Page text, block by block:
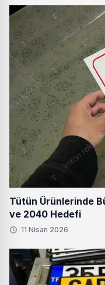
Tütün Ürünlerinde
ve 2040 Hedefi
11 Nisan 2026